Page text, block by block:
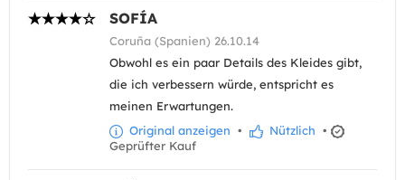
SOFÍA
Coruña (Spanien) 26.10.14
Obwohl es ein paar Details des Kleides gibt,
die ich verbessern würde, entspricht es
meinen Erwartungen.
Original anzeigen • Nützlich •
Geprüfter Kauf